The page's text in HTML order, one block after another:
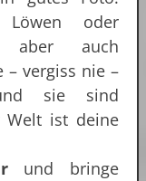
oder
aber auch
– vergiss nie –
sie sind
Welt ist deine
und bringe